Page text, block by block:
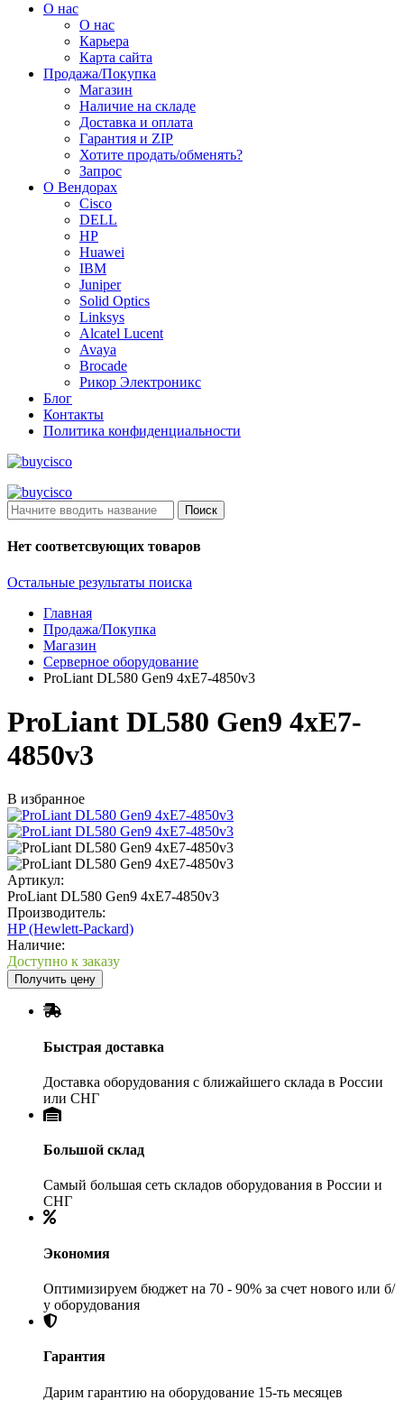
О нас
О нас
Карьера
Карта сайта
Продажа/Покупка
Магазин
Наличие на складе
Доставка и оплата
Гарантия и ZIP
Хотите продать/обменять?
Запрос
О Вендорах
Cisco
DELL
HP
Huawei
IBM
Juniper
Solid Optics
Linksys
Alcatel Lucent
Avaya
Brocade
Рикор Электроникс
Блог
Контакты
Политика конфиденциальности
Поиск
Нет соответсвующих товаров
Остальные результаты поиска
Главная
Продажа/Покупка
Магазин
Серверное оборудование
ProLiant DL580 Gen9 4xE7-4850v3
ProLiant DL580 Gen9 4xE7-
4850v3
В избранное
Артикул:
ProLiant DL580 Gen9 4xE7-4850v3
Производитель:
HP (Hewlett-Packard)
Наличие:
Доступно к заказу
Получить цену
Быстрая доставка
Доставка оборудования с ближайшего склада в России
или СНГ
Большой склад
Самый большая сеть складов оборудования в России и
СНГ
Экономия
Оптимизируем бюджет на 70 - 90% за счет нового или б/
у оборудования
Гарантия
Дарим гарантию на оборудование 15-ть месяцев